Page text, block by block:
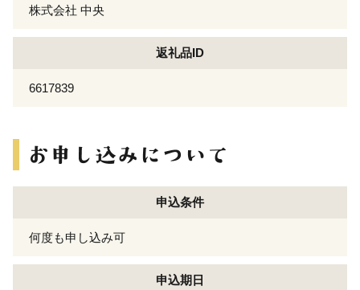
株式会社 中央
返礼品ID
6617839
申込条件
何度も申し込み可
申込期日